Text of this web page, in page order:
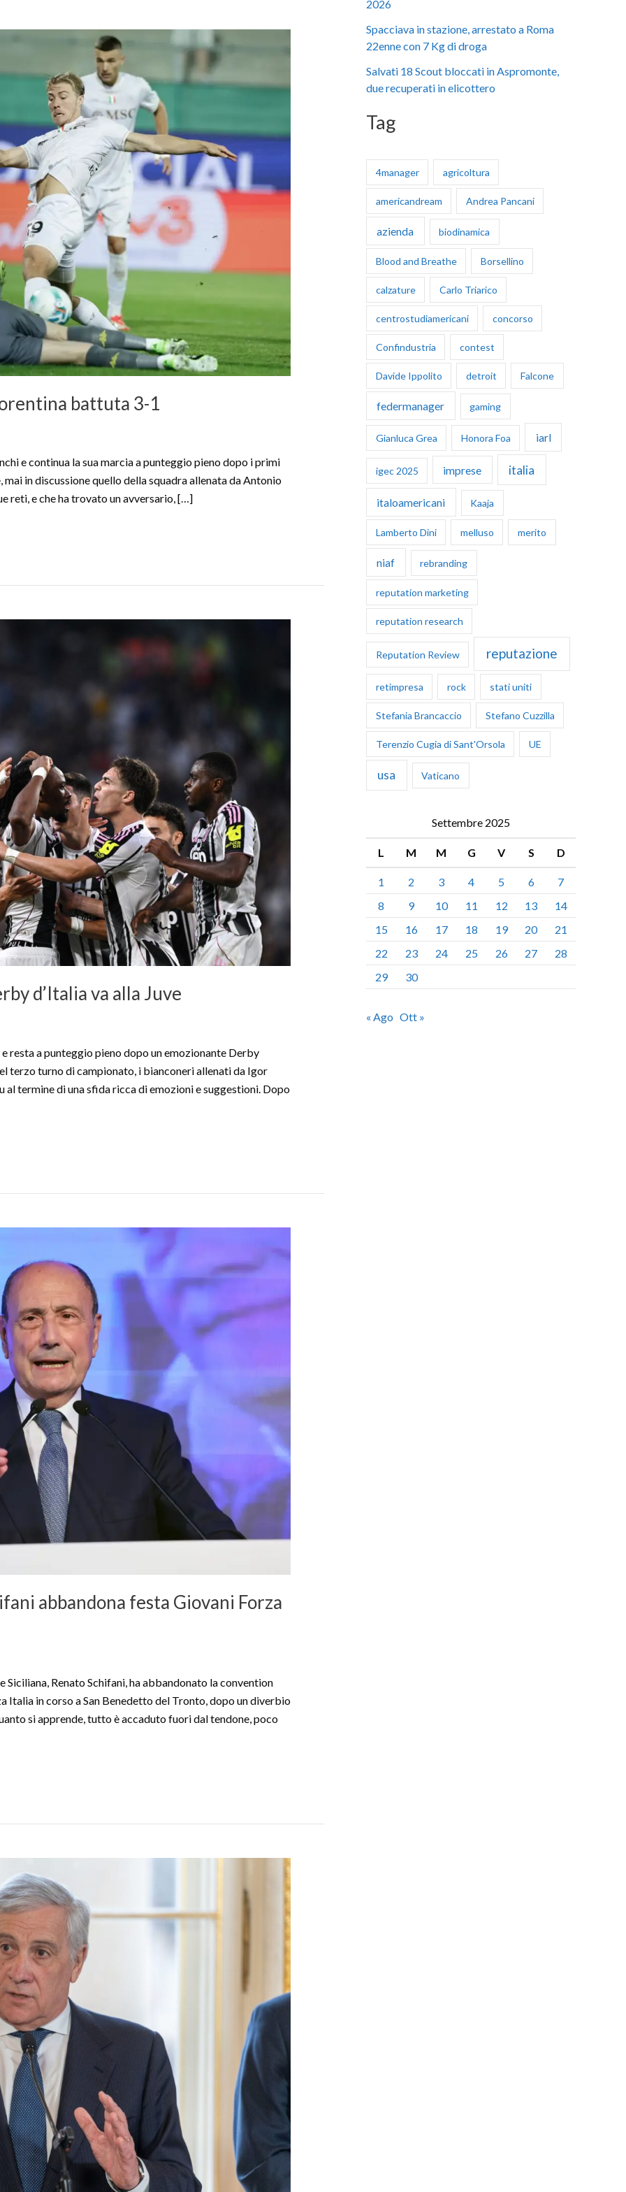
battuta 3-1
e continua la sua marcia a punteggio pieno dopo i primi
in discussione quello della squadra allenata da Antonio
reti, e che ha trovato un avversario, […]
d’Italia va alla Juve
resta a punteggio pieno dopo un emozionante Derby
terzo turno di campionato, i bianconeri allenati da Igor
al termine di una sfida ricca di emozioni e suggestioni. Dopo
abbandona festa Giovani Forza
Siciliana, Renato Schifani, ha abbandonato la convention
Italia in corso a San Benedetto del Tronto, dopo un diverbio
si apprende, tutto è accaduto fuori dal tendone, poco
2026
Spacciava in stazione, arrestato a Roma
22enne con 7 Kg di droga
Salvati 18 Scout bloccati in Aspromonte,
due recuperati in elicottero
Tag
4manager agricoltura
americandream Andrea Pancani
azienda biodinamica
Blood and Breathe Borsellino
calzature Carlo Triarico
centrostudiamericani concorso
Confindustria contest
Davide Ippolito detroit Falcone
federmanager gaming
Gianluca Grea Honora Foa iarl
igec 2025 imprese italia
italoamericani Kaaja
Lamberto Dini melluso merito
niaf rebranding
reputation marketing
reputation research
Reputation Review reputazione
retimpresa rock stati uniti
Stefania Brancaccio Stefano Cuzzilla
Terenzio Cugia di Sant'Orsola UE
usa Vaticano
Settembre 2025
L M M G V S D
1 2 3 4 5 6
7
8
9 10 11 12 13
14
15
16 17 18 19 20
21
22
23 24 25 26 27
28
29
30
« Ago Ott »